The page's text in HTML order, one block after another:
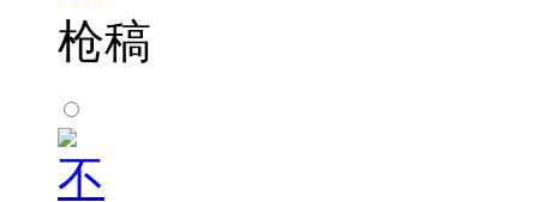
枪稿